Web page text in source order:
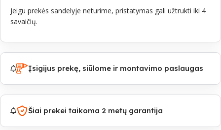
Jeigu prekės sandelyje neturime, pristatymas gali užtrukti iki 4
savaičių.
Įsigijus prekę, siūlome ir montavimo paslaugas
Šiai prekei taikoma 2 metų garantija